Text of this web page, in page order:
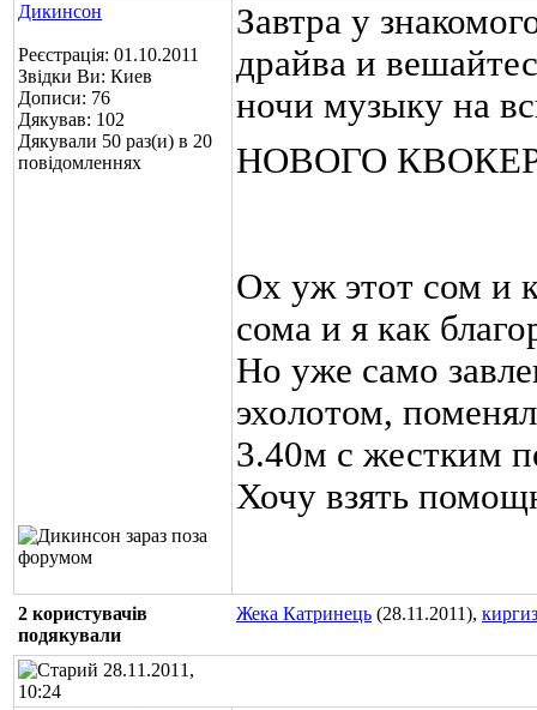
Дикинсон
Реєстрація: 01.10.2011
Звідки Ви: Киев
Дописи: 76
Дякував: 102
Дякували 50 раз(и) в 20
повідомленнях
Завтра у
драйва и
ночи музыку на
НОВОГО
Ох уж этот сом и
сома и я как
Но уже само
эхолотом,
3.40м с жестким
Хочу взять
2 користувачів
подякували
Жека Катринець (28.11.2011), киргиз
28.11.2011,
10:24